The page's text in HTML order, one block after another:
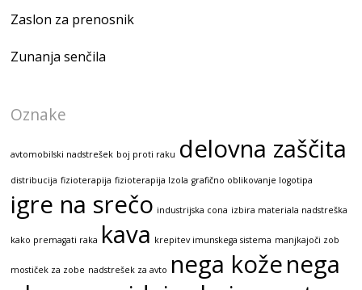
Zaslon za prenosnik
Zunanja senčila
Oznake
avtomobilski nadstrešek boj proti raku delovna zaščita
distribucija fizioterapija fizioterapija Izola grafično oblikovanje logotipa
igre na srečo industrijska cona izbira materiala nadstreška
kako premagati raka kava krepitev imunskega sistema manjkajoči zob
mostiček za zobe nadstrešek za avto nega koženega